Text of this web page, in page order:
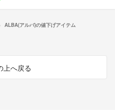
ALBA(アルバ)の値下げアイテム
上へ戻る